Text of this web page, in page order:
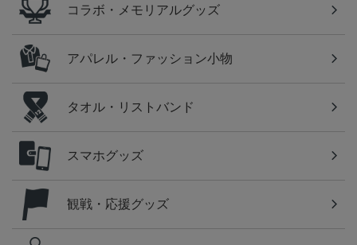
コラボ・メモリアルグッズ
アパレル・ファッション小物
タオル・リストバンド
スマホグッズ
観戦・応援グッズ